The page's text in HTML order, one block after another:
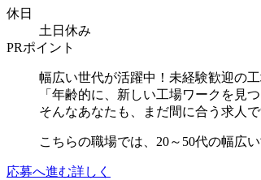
休日
土日休み
PRポイント
幅広い世代が活躍中！未経験歓迎の
「年齢的に、新しい工場ワークを見
そんなあなたも、まだ間に合う求人で
こちらの職場では、20～50代の幅広
応募へ進む詳しく